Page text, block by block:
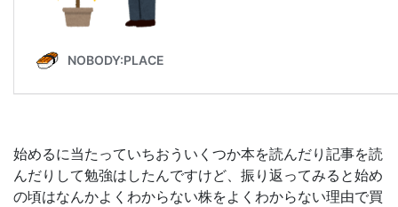
始めるに当たっていちおういくつか本を読んだり記事を読
んだりして勉強はしたんですけど、振り返ってみると始め
の頃はなんかよくわからない株をよくわからない理由で買